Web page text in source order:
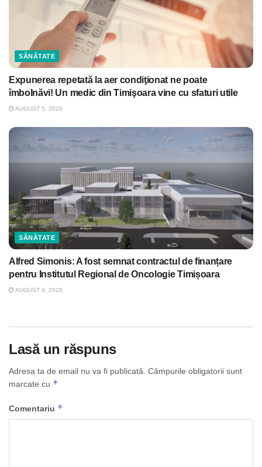
SĂNĂTATE
Expunerea repetată la aer condiţionat ne poate
îmbolnăvi! Un medic din Timişoara vine cu sfaturi utile
AUGUST 5, 2026
SĂNĂTATE
Alfred Simonis: A fost semnat contractul de finanțare
pentru Institutul Regional de Oncologie Timișoara
AUGUST 4, 2026
Lasă un răspuns
Adresa ta de email nu va fi publicată. Câmpurile obligatorii sunt
marcate cu *
Comentariu *